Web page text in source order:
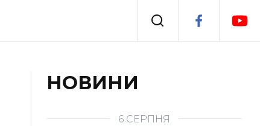
Події
НОВИНИ
6 СЕРПНЯ